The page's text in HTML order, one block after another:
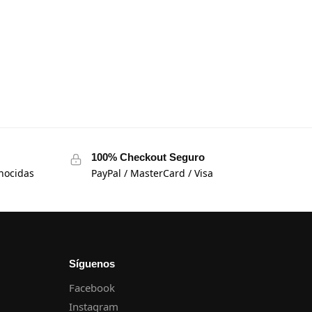
100% Checkout Seguro
PayPal / MasterCard / Visa
Síguenos
Facebook
Instagram